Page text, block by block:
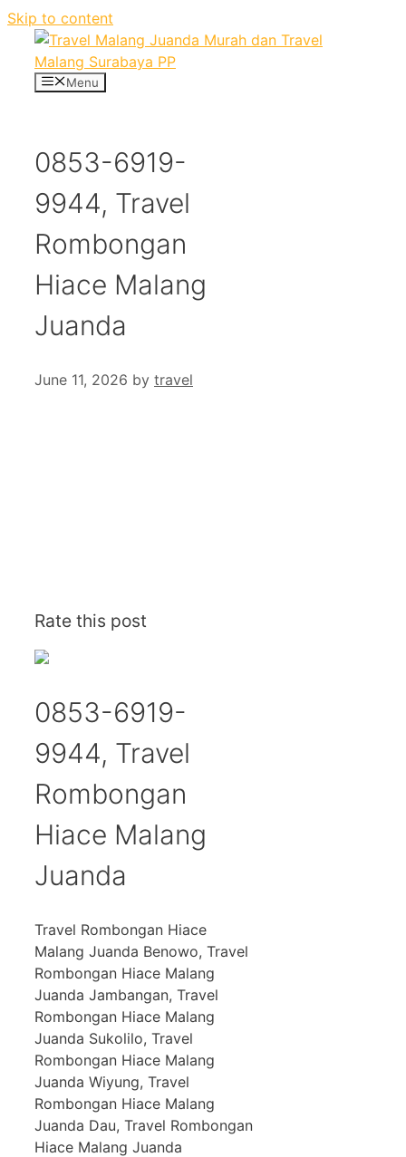
Skip to content
Menu
0853-6919-
9944, Travel
Rombongan
Hiace Malang
Juanda
June 11, 2026 by travel
Rate this post
0853-6919-
9944, Travel
Rombongan
Hiace Malang
Juanda
Travel Rombongan Hiace
Malang Juanda Benowo, Travel
Rombongan Hiace Malang
Juanda Jambangan, Travel
Rombongan Hiace Malang
Juanda Sukolilo, Travel
Rombongan Hiace Malang
Juanda Wiyung, Travel
Rombongan Hiace Malang
Juanda Dau, Travel Rombongan
Hiace Malang Juanda